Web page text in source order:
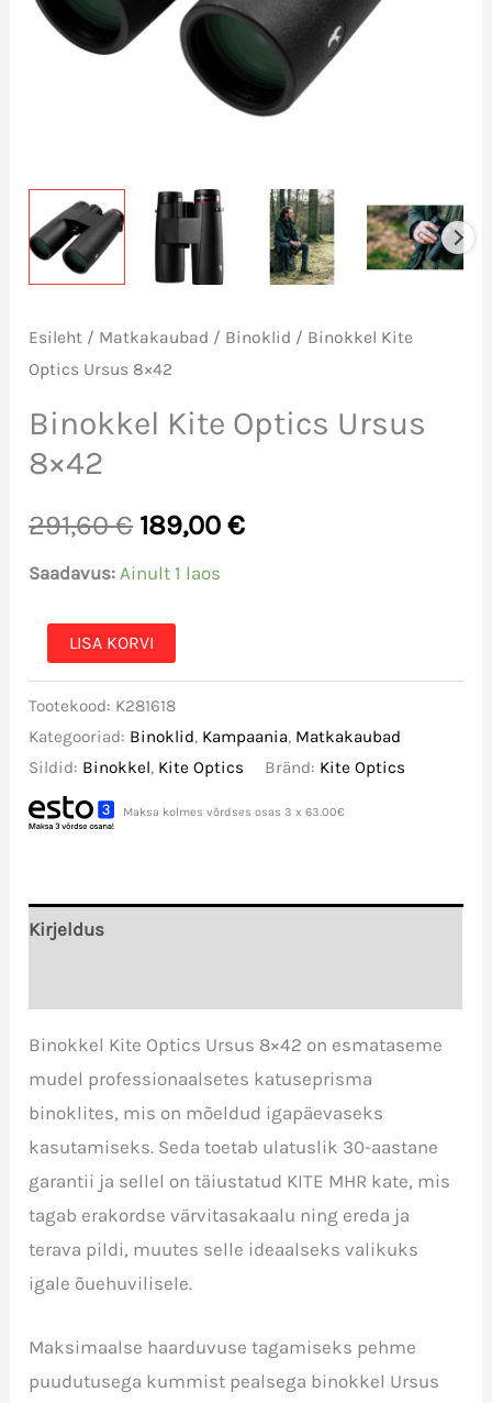
Esileht / Matkakaubad / Binoklid / Binokkel Kite
Optics Ursus 8×42
Binokkel Kite Optics Ursus
8×42
291,60€ Algne
hind
oli:
291,60 €.
189,00€Praegune
189,00 €.
Saadavus: Ainult 1 laos
Binokkel
Optics
Ursus
8x42
kogus
LISA KORVI
Tootekood: K281618
Kategooriad: Binoklid, Kampaania, Matkakaubad
Sildid: Binokkel, Kite Optics Bränd: Kite Optics
Maksa kolmes võrdses osas 3 x 63.00€
Kirjeldus
Binokkel Kite Optics Ursus 8×42 on esmataseme
mudel professionaalsetes katuseprisma
binoklites, mis on mõeldud igapäevaseks
kasutamiseks. Seda toetab ulatuslik 30-aastane
garantii ja sellel on täiustatud KITE MHR kate, mis
tagab erakordse värvitasakaalu ning ereda ja
terava pildi, muutes selle ideaalseks valikuks
igale õuehuvilisele.
Maksimaalse haarduvuse tagamiseks pehme
puudutusega kummist pealsega binokkel Ursus